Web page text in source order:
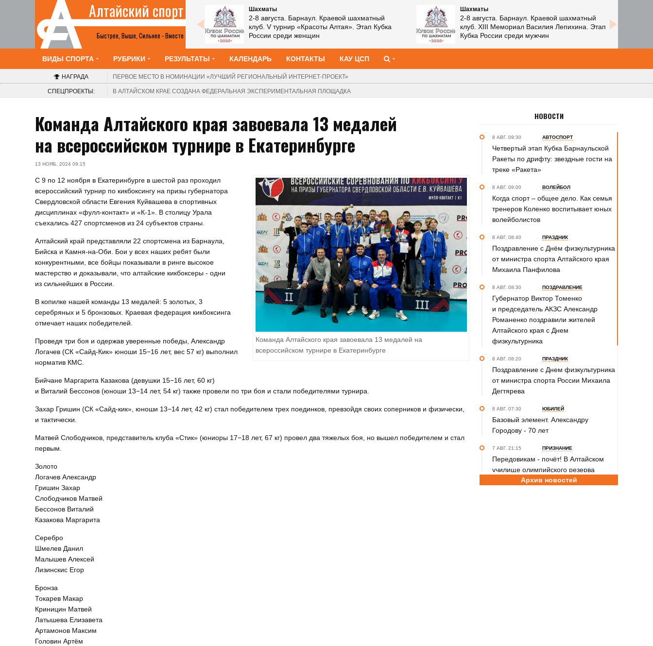
Быстрее, Выше, Сильнее - Вместе
Алтайский спорт
Все анонсы
Шахматы
2-8 августа. Барнаул. Краевой шахматный
клуб. V турнир «Красоты Алтая». Этап Кубка
России среди женщин
Шахматы
2-8 августа. Барнаул. Краевой шахматный
клуб. XIII Мемориал Василия Лепихина. Этап
Кубка России среди мужчин
ВИДЫ СПОРТА РУБРИКИ РЕЗУЛЬТАТЫ КАЛЕНДАРЬ КОНТАКТЫ КАУ ЦСП
НАГРАДА ПЕРВОЕ МЕСТО В НОМИНАЦИИ «ЛУЧШИЙ РЕГИОНАЛЬНЫЙ ИНТЕРНЕТ-ПРОЕКТ»
СПЕЦПРОЕКТЫ: В АЛТАЙСКОМ КРАЕ СОЗДАНА ФЕДЕРАЛЬНАЯ ЭКСПЕРИМЕНТАЛЬНАЯ ПЛОЩАДКА
Команда Алтайского края завоевала 13 медалей
на всероссийском турнире в Екатеринбурге
13 НОЯБ. 2024 09:15
Команда Алтайского края завоевала 13 медалей на
всероссийском турнире в Екатеринбурге
С 9 по 12 ноября в Екатеринбурге в шестой раз проходил
всероссийский турнир по кикбоксингу на призы губернатора
Свердловской области Евгения Куйвашева в спортивных
дисциплинах «фулл-контакт» и «К-1». В столицу Урала
съехались 427 спортсменов из 24 субъектов страны.
Алтайский край представляли 22 спортсмена из Барнаула,
Бийска и Камня-на-Оби. Бои у всех наших ребят были
конкурентными, все бойцы показывали в ринге высокое
мастерство и доказывали, что алтайские кикбоксеры - одни
из сильнейших в России.
В копилке нашей команды 13 медалей: 5 золотых, 3
серебряных и 5 бронзовых. Краевая федерация кикбоксинга
отмечает наших победителей.
Проведя три боя и одержав уверенные победы, Александр
Логачев (СК «Сайд-Кик» юноши 15−16 лет, вес 57 кг) выполнил
норматив КМС.
Бийчане Маргарита Казакова (девушки 15−16 лет, 60 кг)
и Виталий Бессонов (юноши 13−14 лет, 54 кг) также провели по три боя и стали победителями турнира.
Захар Гришин (СК «Сайд-кик», юноши 13−14 лет, 42 кг) стал победителем трех поединков, превзойдя своих соперников и физически,
и тактически.
Матвей Слободчиков, представитель клуба «Стик» (юниоры 17−18 лет, 67 кг) провел два тяжелых боя, но вышел победителем и стал
первым.
Золото
Логачев Александр
Гришин Захар
Слободчиков Матвей
Бессонов Виталий
Казакова Маргарита
Серебро
Шмелев Данил
Малышев Алексей
Лизинскис Егор
Бронза
Токарев Макар
Криницин Матвей
Латышева Елизавета
Артамонов Максим
Головин Артём
НОВОСТИ
8 АВГ. 09:30 АВТОСПОРТ
Четвертый этап Кубка Барнаульской
Ракеты по дрифту: звездные гости на
треке «Ракета»
8 АВГ. 09:00 ВОЛЕЙБОЛ
Когда спорт – общее дело. Как семья
тренеров Коленко воспитывает юных
волейболистов
8 АВГ. 08:40 ПРАЗДНИК
Поздравление с Днём физкультурника
от министра спорта Алтайского края
Михаила Панфилова
8 АВГ. 08:30 ПОЗДРАВЛЕНИЕ
Губернатор Виктор Томенко
и председатель АКЗС Александр
Романенко поздравили жителей
Алтайского края с Днем
физкультурника
8 АВГ. 08:20 ПРАЗДНИК
Поздравление с Днем физкультурника
от министра спорта России Михаила
Дегтярева
8 АВГ. 07:30 ЮБИЛЕЙ
Базовый элемент. Александру
Городову - 70 лет
7 АВГ. 21:15 ПРИЗНАНИЕ
Передовикам - почёт! В Алтайском
училище олимпийского резерва
состоялось награждение
Архив новостей